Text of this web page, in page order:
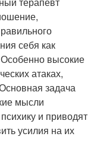
себя как
высокие
атаках,
задача
мысли
и приводят
усилия на их